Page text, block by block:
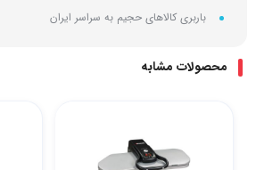
باربری کالاهای حجیم به سراسر ایران
محصولات مشابه